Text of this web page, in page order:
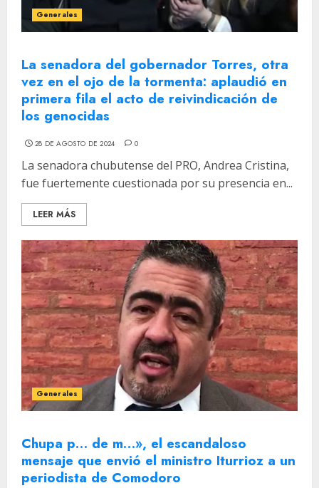
Generales
La senadora del gobernador Torres, otra
vez en el ojo de la tormenta: aplaudió en
primera fila el acto de reivindicación de
los genocidas
28 DE AGOSTO DE 2024 0
La senadora chubutense del PRO, Andrea Cristina,
fue fuertemente cuestionada por su presencia en...
LEER MÁS
Generales
Chupa p… de m…», el escandaloso
mensaje que envió el ministro Iturrioz a un
periodista de Comodoro